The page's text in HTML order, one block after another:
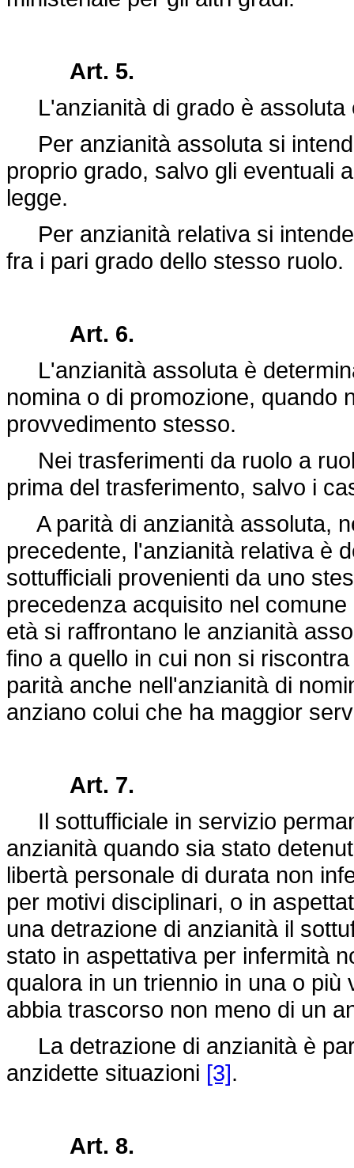
Art. 5.
L'anzianità di grado è assoluta
Per anzianità assoluta si
proprio grado, salvo gli eventuali
legge.
Per anzianità relativa si
fra i pari grado dello stesso ruolo.
Art. 6.
L'anzianità assoluta è
nomina o di promozione, quando
provvedimento stesso.
Nei trasferimenti da ruolo a
prima del trasferimento, salvo i
A parità di anzianità assoluta,
precedente, l'anzianità relativa è
sottufficiali provenienti da uno
precedenza acquisito nel
età si raffrontano le anzianità
fino a quello in cui non si
parità anche nell'anzianità di
anziano colui che ha maggior
Art. 7.
Il sottufficiale in servizio
anzianità quando sia stato
libertà personale di durata non
per motivi disciplinari, o in
una detrazione di anzianità il
stato in aspettativa per infermità
qualora in un triennio in una o
abbia trascorso non meno di un
La detrazione di anzianità è
anzidette situazioni [3].
Art. 8.